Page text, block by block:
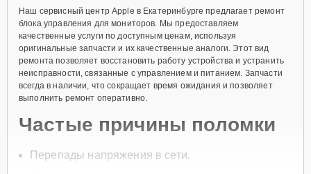
Наш сервисный центр Apple в Екатеринбурге предлагает ремонт
блока управления для мониторов. Мы предоставляем
качественные услуги по доступным ценам, используя
оригинальные запчасти и их качественные аналоги. Этот вид
ремонта позволяет восстановить работу устройства и устранить
неисправности, связанные с управлением и питанием. Запчасти
всегда в наличии, что сокращает время ожидания и позволяет
выполнить ремонт оперативно.
Частые причины поломки
Перепады напряжения в сети.